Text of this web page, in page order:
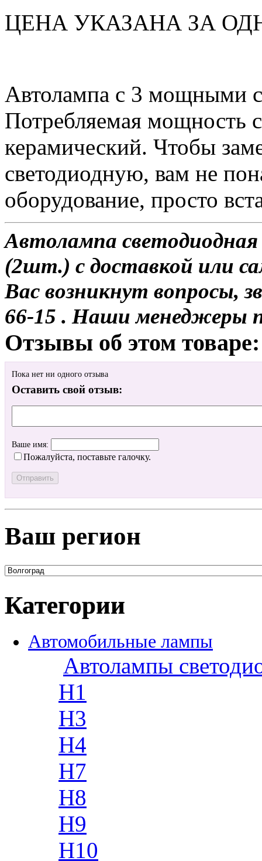
ЦЕНА УКАЗАНА ЗА
Автолампа с 3 мощными
Потребляемая мощность
керамический. Чтобы
светодиодную, вам не
оборудование, просто
Автолампа светодиодная
(2шт.) с доставкой или
Вас возникнут вопросы,
66-15 . Наши менеджеры
Отзывы об этом товаре:
Пока нет ни одного отзыва
Оставить свой отзыв:
Ваше имя:
Пожалуйста, поставьте галочку.
Ваш регион
Категории
Автомобильные лампы
Автолампы
H1
H3
H4
H7
H8
H9
H10